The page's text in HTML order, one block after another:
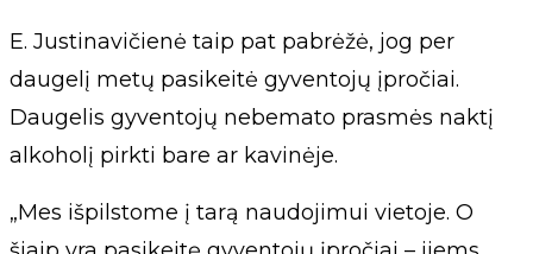
E. Justinavičienė taip pat pabrėžė, jog per
daugelį metų pasikeitė gyventojų įpročiai.
Daugelis gyventojų nebemato prasmės naktį
alkoholį pirkti bare ar kavinėje.
„Mes išpilstome į tarą naudojimui vietoje. O